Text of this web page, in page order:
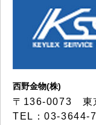
西野金物(株)
〒136-0073 東
TEL：